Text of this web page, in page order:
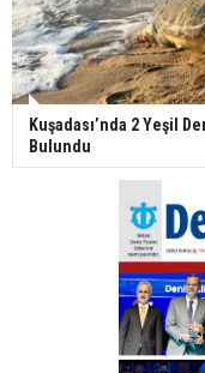
Kuşadası’nda 2 Yeşil
Bulundu